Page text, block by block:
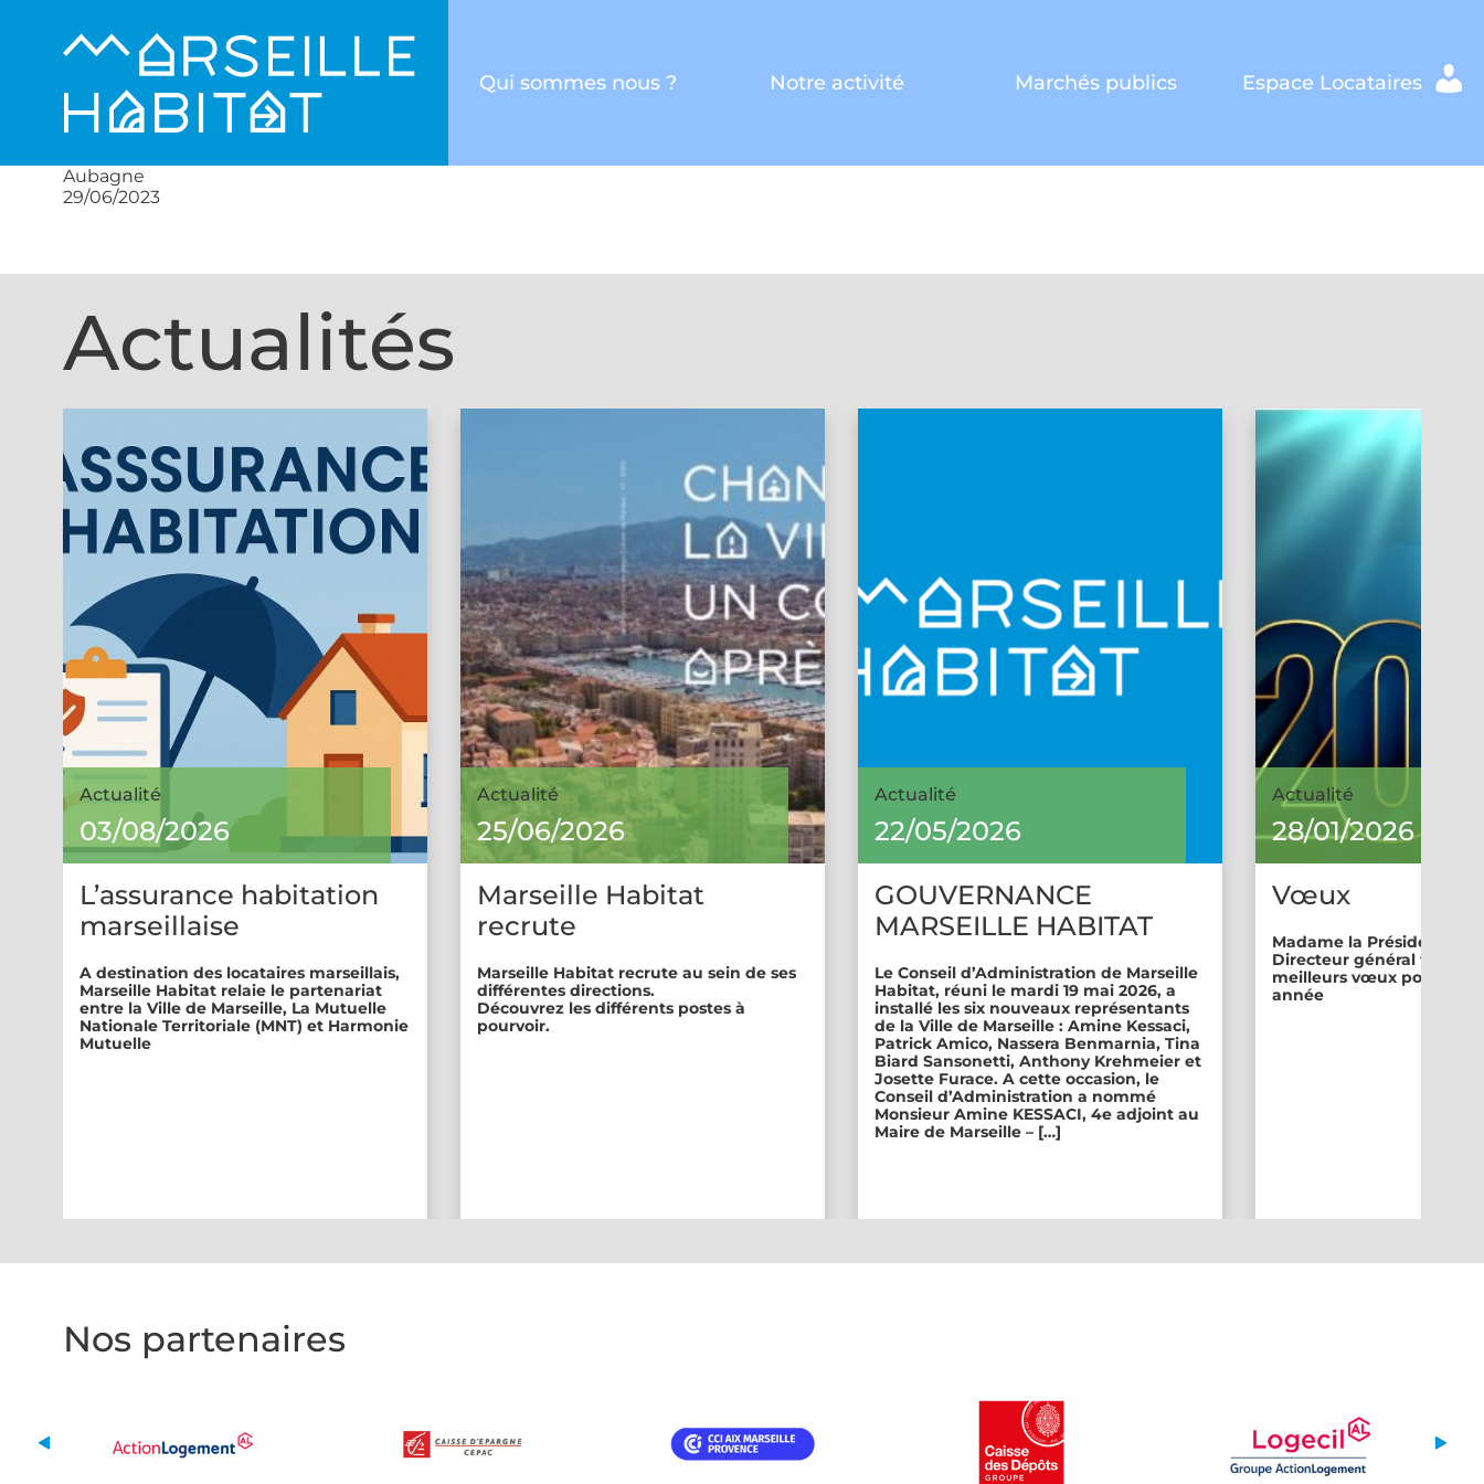
Qui sommes nous ? Notre activité Marchés publics Espace Locataires
Aubagne
29/06/2023
Actualités
Actualité
03/08/2026
L’assurance habitation
marseillaise
A destination des locataires marseillais,
Marseille Habitat relaie le partenariat
entre la Ville de Marseille, La Mutuelle
Nationale Territoriale (MNT) et Harmonie
Mutuelle
Actualité
25/06/2026
Marseille Habitat
recrute
Marseille Habitat recrute au sein de ses
différentes directions.
Découvrez les différents postes à
pourvoir.
Actualité
22/05/2026
GOUVERNANCE
MARSEILLE HABITAT
Le Conseil d’Administration de Marseille
Habitat, réuni le mardi 19 mai 2026, a
installé les six nouveaux représentants
de la Ville de Marseille : Amine Kessaci,
Patrick Amico, Nassera Benmarnia, Tina
Biard Sansonetti, Anthony Krehmeier et
Josette Furace. A cette occasion, le
Conseil d’Administration a nommé
Monsieur Amine KESSACI, 4e adjoint au
Maire de Marseille – […]
Actualité
28/01/2026
Vœux
Madame la Présidente et
Directeur général vous
meilleurs vœux pour
année
Nos partenaires